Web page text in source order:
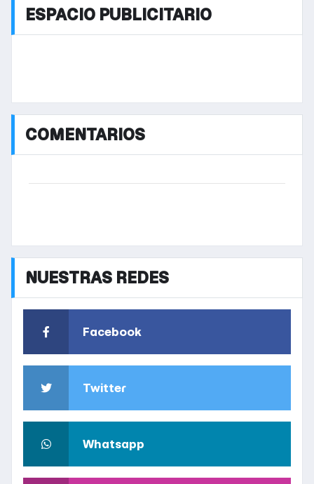
ESPACIO PUBLICITARIO
COMENTARIOS
NUESTRAS REDES
Facebook
Twitter
Whatsapp